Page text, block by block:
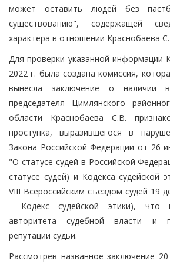
может оставить людей без
существованию", содержащей
характера в отношении Краснобаева
Для проверки указанной информации
2022 г. была создана комиссия,
вынесла заключение о наличии
председателя Цимлянского
области Краснобаева С.В.
проступка, выразившегося в
Закона Российской Федерации от 26
"О статусе судей в Российской
статусе судей) и Кодекса судейской
VIII Всероссийским съездом судей 19
- Кодекс судейской этики), что
авторитета судебной власти и
репутации судьи.
Рассмотрев названное заключение